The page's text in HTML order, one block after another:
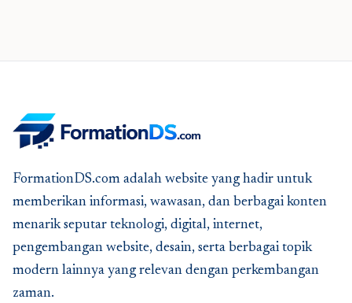
FormationDS.com adalah website yang hadir untuk
memberikan informasi, wawasan, dan berbagai konten
menarik seputar teknologi, digital, internet,
pengembangan website, desain, serta berbagai topik
modern lainnya yang relevan dengan perkembangan
zaman.